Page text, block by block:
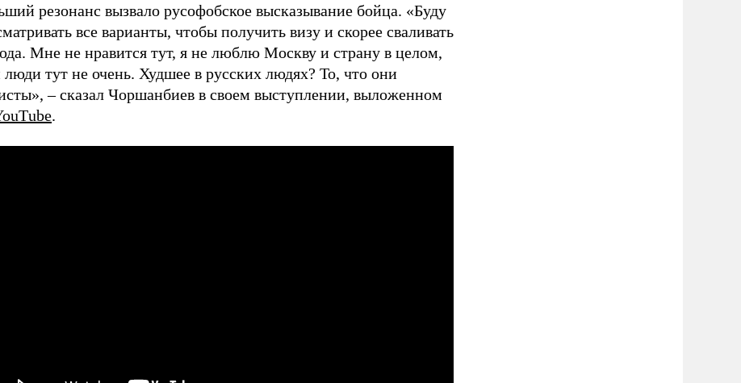
резонанс вызвало русофобское высказывание бойца. «Буду
все варианты, чтобы получить визу и скорее сваливать
Мне не нравится тут, я не люблю Москву и страну в целом,
люди тут не очень. Худшее в русских людях? То, что они
– сказал Чоршанбиев в своем выступлении, выложенном
.